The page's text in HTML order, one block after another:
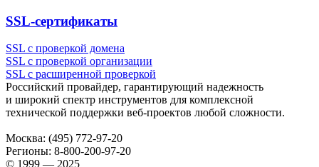
SSL-сертификаты
SSL с проверкой домена
SSL с проверкой организации
SSL с расширенной проверкой
Российский провайдер, гарантирующий надежность
и широкий спектр инструментов для комплексной
технической поддержки веб-проектов любой сложности.
Москва: (495) 772-97-20
Регионы: 8-800-200-97-20
© 1999 — 2025